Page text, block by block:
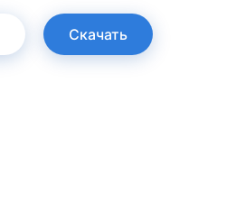
Скачать